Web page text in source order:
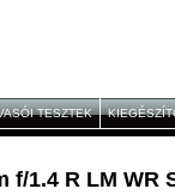
TESZTEK
f/1.4 R LM WR